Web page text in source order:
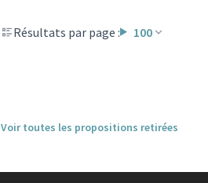
Résultats par page : 100
Voir toutes les propositions retirées